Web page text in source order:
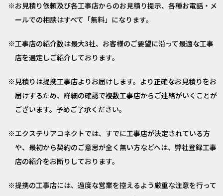
お見積り依頼及び各工事店からのお見積り提示、各種お電話・メ
ールでの相談はすべて「無料」になります。
工事店の紹介数は最大3社、お客様のご要望に沿って最適な工事
店を選定しご紹介しております。
見積りは提携工事店よりお届けします。より正確なお見積りをお
届けするため、詳細の確認で複数工事店からご連絡がいくことが
ございます。予めご了承ください。
エクステリアコネクトでは、すでに工事店が決定されている方
や、最初から契約のご意思が全く無い方などへは、弊社登録工事
店の紹介をお断りしております。
提携の工事店には、過度な営業を控えるよう厳重な注意を行って